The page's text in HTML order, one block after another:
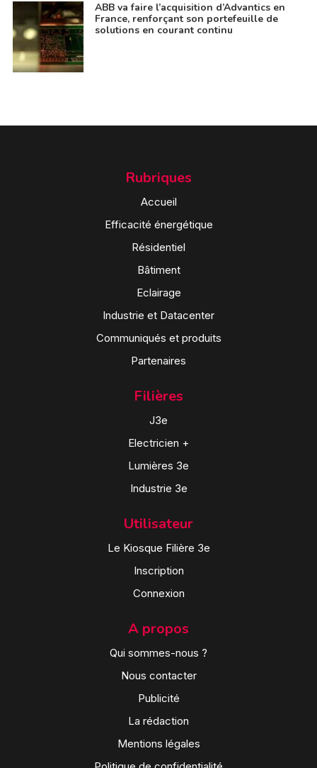
ABB va faire l’acquisition d’Advantics en
France, renforçant son portefeuille de
solutions en courant continu
Rubriques
Accueil
Efficacité énergétique
Résidentiel
Bâtiment
Eclairage
Industrie et Datacenter
Communiqués et produits
Partenaires
Filières
J3e
Electricien +
Lumières 3e
Industrie 3e
Utilisateur
Le Kiosque Filière 3e
Inscription
Connexion
A propos
Qui sommes-nous ?
Nous contacter
Publicité
La rédaction
Mentions légales